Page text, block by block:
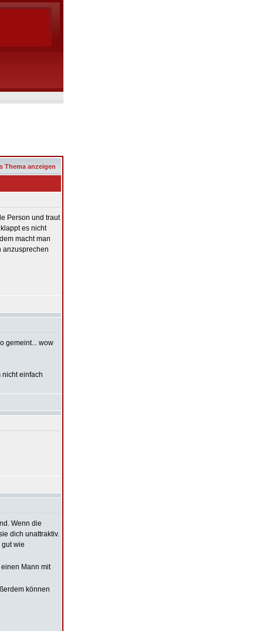
Thema anzeigen
Person und traut
es nicht
macht man
anzusprechen
gemeint... wow
nicht einfach
Wenn die
dich unattraktiv.
wie
Mann mit
können